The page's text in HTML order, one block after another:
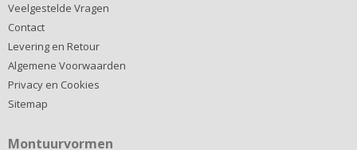
Veelgestelde Vragen
Contact
Levering en Retour
Algemene Voorwaarden
Privacy en Cookies
Sitemap
Montuurvormen